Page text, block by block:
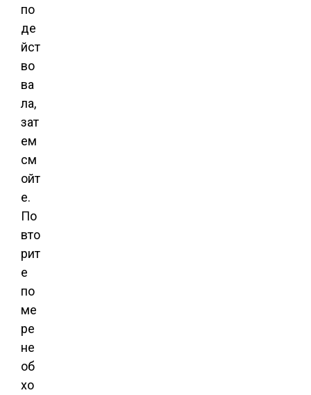
по
де
йст
во
ва
ла,
зат
ем
см
ойт
е.
По
вто
рит
е
по
ме
ре
не
об
хо